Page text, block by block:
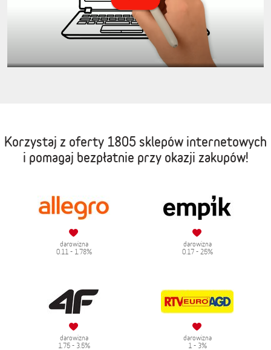
Korzystaj z oferty 1805 sklepów internetowych
i pomagaj bezpłatnie przy okazji zakupów!
darowizna
0.11 - 1.78%
darowizna
0.17 - 25%
darowizna
1.75 - 3.5%
darowizna
1 - 3%